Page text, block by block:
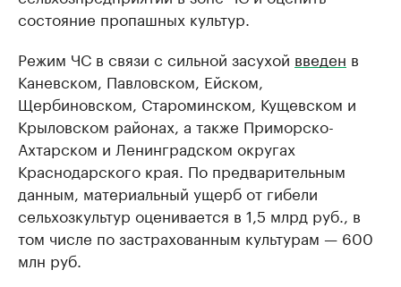
состояние пропашных культур.
Режим ЧС в связи с сильной засухой введен в
Каневском, Павловском, Ейском,
Щербиновском, Староминском, Кущевском и
Крыловском районах, а также Приморско-
Ахтарском и Ленинградском округах
Краснодарского края. По предварительным
данным, материальный ущерб от гибели
сельхозкультур оценивается в 1,5 млрд руб., в
том числе по застрахованным культурам — 600
млн руб.